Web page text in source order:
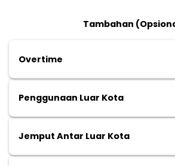
Tambahan
Overtime
Penggunaan Luar Kota
Jemput Antar Luar Kota